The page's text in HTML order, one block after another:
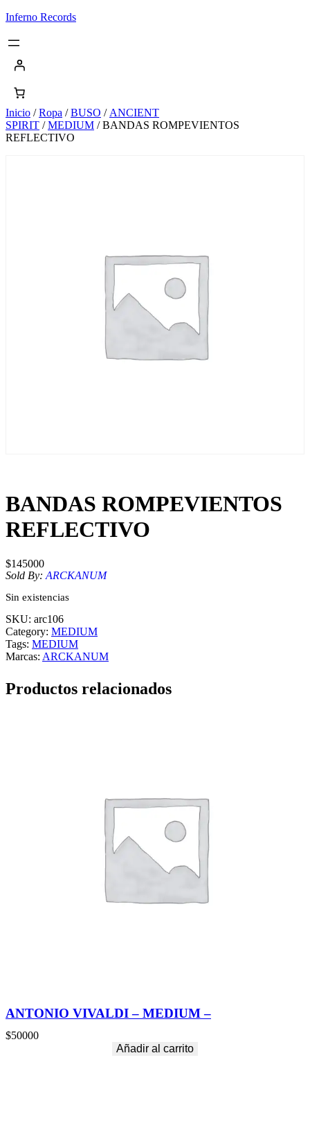
Saltar
contenido
Inferno Records
Inicio /Ropa /BUSO / ANCIENT
SPIRIT /MEDIUM / BANDAS ROMPEVIENTOS
REFLECTIVO
BANDAS ROMPEVIENTOS
REFLECTIVO
$145000
Sold By: ARCKANUM
Sin existencias
SKU: arc106
Category: MEDIUM
Tags: MEDIUM
Marcas: ARCKANUM
Productos relacionados
ANTONIO VIVALDI – MEDIUM –
$50000
Añadir al carrito